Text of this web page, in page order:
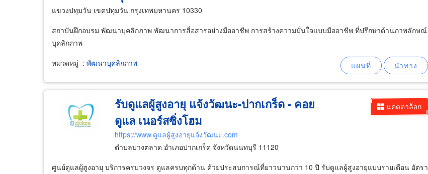
แขวงปทุมวัน เขตปทุมวัน กรุงเทพมหานคร 10330
สถาบันฝึกอบรม พัฒนาบุคลิกภาพ พัฒนาการสื่อสารอย่างมืออาชีพ การสร้างความมั่นใจแบบมืออาชีพ ที่ปรึกษาด้านภาพลักษณ์
บุคลิกภาพ
หมวดหมู่ : พัฒนาบุคลิกภาพ
แคตตาล็อก
รับดูแลผู้สูงอายุ แจ้งวัฒนะ-ปากเกร็ด - คอย
ดูแล เนอร์สซิ่งโฮม
https://www.ดูแลผู้สูงอายุแจ้งวัฒนะ.com
ตำบลบางตลาด อำเภอปากเกร็ด จังหวัดนนทบุรี 11120
ศูนย์ดูแลผู้สูงอายุ บริการครบวงจร ดูแลครบทุกด้าน ด้วยประสบการณ์ที่ยาวนานกว่า 10 ปี รับดูแลผู้สูงอายุแบบรายเดือน อัตรา